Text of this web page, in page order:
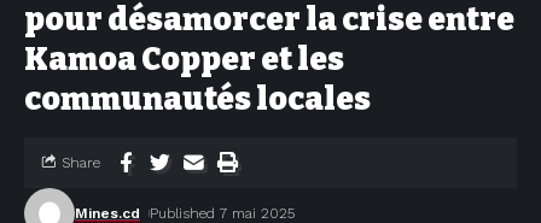
pour désamorcer la crise entre
Kamoa Copper et les
communautés locales
Mines.cd Published 7 mai 2025
Share